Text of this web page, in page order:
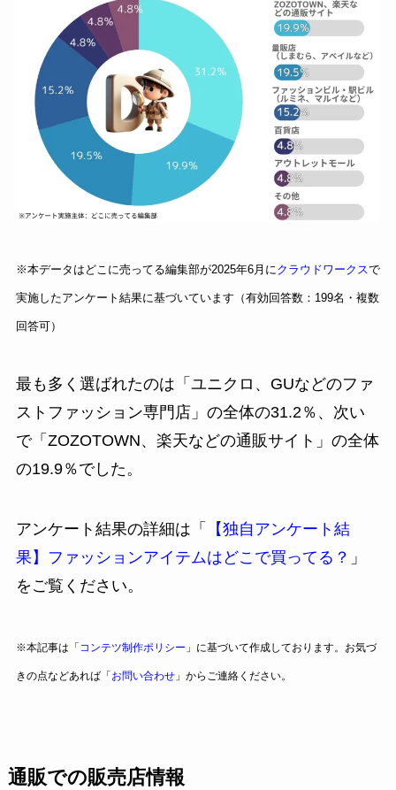
※本データはどこに売ってる編集部が2025年6月にクラウドワークスで
実施したアンケート結果に基づいています（有効回答数：199名・複数
回答可）
最も多く選ばれたのは「ユニクロ、GUなどのファ
ストファッション専門店」の全体の31.2％、次い
で「ZOZOTOWN、楽天などの通販サイト」の全体
の19.9％でした。
アンケート結果の詳細は「
【独自アンケート結
果】ファッションアイテムはどこで買ってる？ 」
をご覧ください。
※本記事は「 コンテツ制作ポリシー 」に基づいて作成しております。お気づ
きの点などあれば「 お問い合わせ」からご連絡ください。
通販での販売店情報